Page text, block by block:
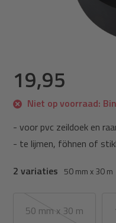
19,95
Niet op voorraad:
- voor pvc zeildoek en
- te lijmen, föhnen of
2 variaties 50 mm x 30 m
50 mm x 30 m